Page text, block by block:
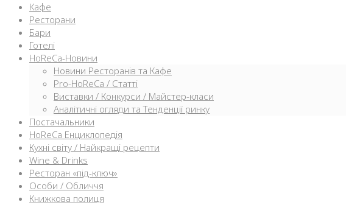
Кафе
Ресторани
Бари
Готелі
HoReCa-Новини
Новини Ресторанів та Кафе
Pro-HoReCa / Статті
Виставки / Конкурси / Майстер-класи
Аналітичні огляди та Тенденції ринку
Постачальники
HoReCa Енциклопедія
Кухні світу / Найкращі рецепти
Wine & Drinks
Ресторан «під-ключ»
Особи / Обличчя
Книжкова полиця